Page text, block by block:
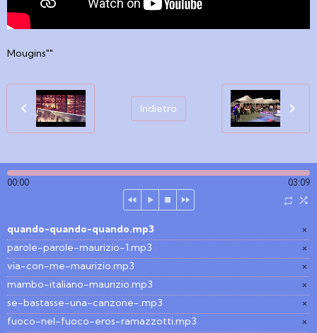
Mougins""
Indietro
00:00 03:09
×
quando-quando-quando.mp3
×
parole-parole-maurizio-1.mp3
×
via-con-me-maurizio.mp3
×
mambo-italiano-maurizio.mp3
×
se-bastasse-una-canzone-.mp3
×
fuoco-nel-fuoco-eros-ramazzotti.mp3